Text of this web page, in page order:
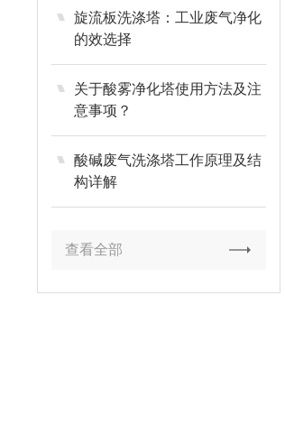
旋流板洗涤塔：工业废气净化
的效选择
关于酸雾净化塔使用方法及注
意事项？
酸碱废气洗涤塔工作原理及结
构详解
查看全部